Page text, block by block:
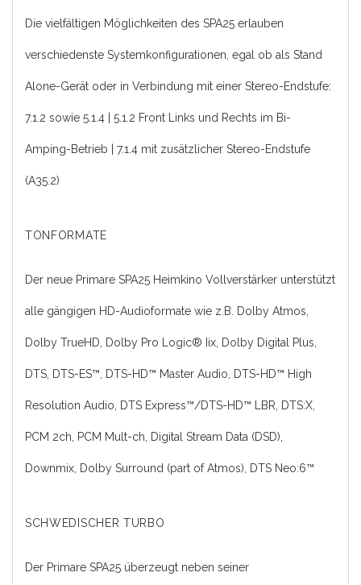
Die vielfältigen Möglichkeiten des SPA25 erlauben
verschiedenste Systemkonfigurationen, egal ob als Stand
Alone-Gerät oder in Verbindung mit einer Stereo-Endstufe:
7.1.2 sowie 5.1.4 | 5.1.2 Front Links und Rechts im Bi-
Amping-Betrieb | 7.1.4 mit zusätzlicher Stereo-Endstufe
(A35.2)
TONFORMATE
Der neue Primare SPA25 Heimkino Vollverstärker unterstützt
alle gängigen HD-Audioformate wie z.B. Dolby Atmos,
Dolby TrueHD, Dolby Pro Logic® Iix, Dolby Digital Plus,
DTS, DTS-ES™, DTS-HD™ Master Audio, DTS-HD™ High
Resolution Audio, DTS Express™/DTS-HD™ LBR, DTS:X,
PCM 2ch, PCM Mult-ch, Digital Stream Data (DSD),
Downmix, Dolby Surround (part of Atmos), DTS Neo:6™
SCHWEDISCHER TURBO
Der Primare SPA25 überzeugt neben seiner